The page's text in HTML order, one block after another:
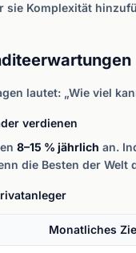
sie Komplexität
lautet: „Wie viel
verdienen
8–15 % jährlich an.
die Besten der
Monatliches